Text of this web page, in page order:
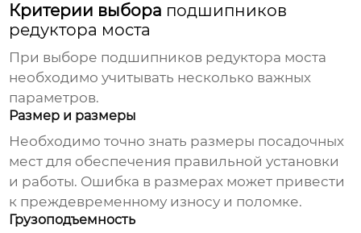
Критерии выбора подшипников
редуктора моста
При выборе подшипников редуктора моста
необходимо учитывать несколько важных
параметров.
Размер и размеры
Необходимо точно знать размеры посадочных
мест для обеспечения правильной установки
и работы. Ошибка в размерах может привести
к преждевременному износу и поломке.
Грузоподъемность